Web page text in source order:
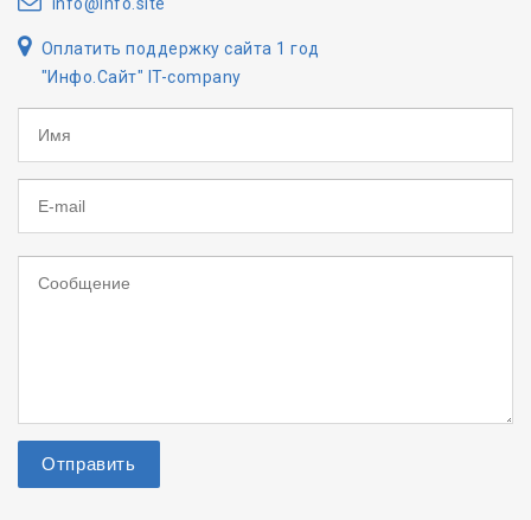
info@lnfo.site
Оплатить поддержку сайта 1 год
"Инфо.Сайт" IT-company